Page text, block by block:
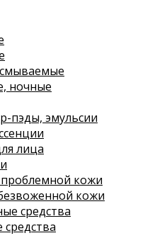
ночные
пэды, эмульсии
лица
кожи
кожи
средства